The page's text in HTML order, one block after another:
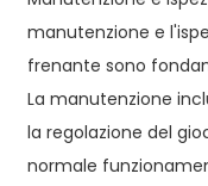
manutenzione e
frenante sono
La manutenzione
la regolazione del
normale